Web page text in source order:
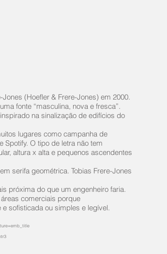
(Hoefler & Frere-Jones) em 2000.
fonte “masculina, nova e fresca”.
na sinalização de edifícios do
lugares como campanha de
Spotify. O tipo de letra não tem
altura x alta e pequenos ascendentes
serifa geométrica. Tobias Frere-Jones
próxima do que um engenheiro faria.
comerciais porque
sofisticada ou simples e legível.